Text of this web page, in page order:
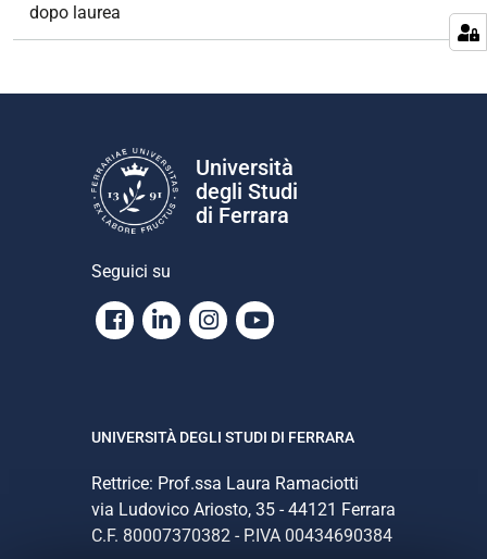
dopo laurea
Università
degli Studi
di Ferrara
Seguici su
Facebook
LinkedinInstagram
Youtube
UNIVERSITÀ DEGLI STUDI DI FERRARA
Rettrice: Prof.ssa Laura Ramaciotti
via Ludovico Ariosto, 35 - 44121 Ferrara
C.F. 80007370382 - P.IVA 00434690384